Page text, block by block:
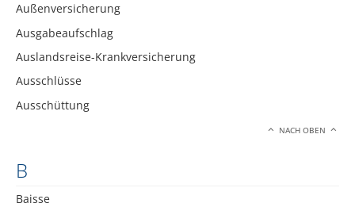
Außenversicherung
Ausgabeaufschlag
Auslandsreise-Krankversicherung
Ausschlüsse
Ausschüttung
NACH OBEN
B
Baisse